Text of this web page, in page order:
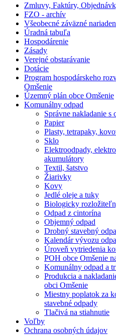
Zmluvy, Faktúry,
FZO - archív
Všeobecné záväzné
Úradná tabuľa
Hospodárenie
Zásady
Verejné obstarávanie
Dotácie
Program hospodárskeho
Omšenie
Územný plán obce Omšenie
Komunálny odpad
Správne nakladanie s
Papier
Plasty, tetrapaky,
Sklo
Elektroodpady,
akumulátory
Textil, šatstvo
Žiarivky
Kovy
Jedlé oleje a tuky
Biologicky
Odpad z cintorína
Objemný odpad
Drobný stavebný
Kalendár vývozu
Úroveň vytriedenia
POH obce Omšenie
Komunálny odpad a
Produkcia a
obci Omšenie
Miestny poplatok za
stavebné odpady
Tlačivá na stiahnutie
Voľby
Ochrana osobných údajov